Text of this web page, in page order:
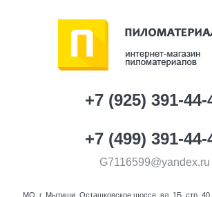
+7 (925) 391-44-
+7 (499) 391-44-
G7116599@yandex.ru
МО, г. Мытищи, Осташковское шоссе, вл. 1Б, стр. 40